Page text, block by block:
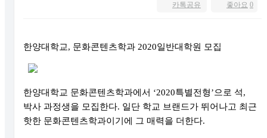
좋아요 0
카톡공유
한양대학교, 문화콘텐츠학과 2020일반대학원 모집
한양대학교 문화콘텐츠학과에서 ‘2020특별전형’으로 석,
박사 과정생을 모집한다. 일단 학교 브랜드가 뛰어나고 최근
핫한 문화콘텐츠학과이기에 그 매력을 더한다.